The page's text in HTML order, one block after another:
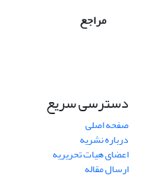
مراجع
دسترسی سریع
صفحه اصلی
درباره نشریه
اعضای هیات تحریریه
ارسال مقاله